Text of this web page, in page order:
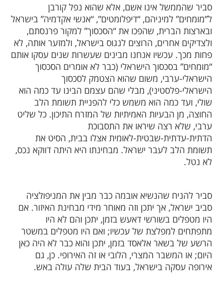
סביר שהממשל אינו אשם, אלא שהוא נפל קורבן
ל”מומחים” למיניהם, “דיפלומטים”, “אנשי אקדמיה” בישראל
ובארצות הברית, שהפכו את “הסכסוך” למקור פרנסתם,
ולצדיקים אחרים, הרוצים לנגוס בישראל, ולמזער אותה, לא
פחות מכך. עכשיו אנחנו מבינים שעשרות שנים עסקו אותם
“מומחים” בסכסוך הישראלי (כבר לא אומרים הסכסוך
הישראלי-ערבי, משום שהוא הצטמק לסכסוך
הישראלי-פלסטיני), מבלי שהם עצמם הבינו עד כמה הוא
שולי, ועד כמה הוא משמש כלי להפניית תשומת הלב
החוצה, מן הבעיות האמיתיות של המזרח התיכון. כל שליט
ערבי, שלא רצה שיראו את התסבוכת
הדתית-עדתית-שבטית-לאומית אצלו בבית, הסיט את
תשומת הלב לעבר ישראל. מבחינתו היא היתה דווקא נכס,
לא נטל.
סביר להניח שהנשיא אובמה כבר מבין את המניפולציה
סביב ישראל, אך יתכן וזה מאוחר מידי מבחינת האיזור. אם
היו מטפלים בשורשי דאעש בזמן, יתכן והם לא היו
מתפתחים למפלצת של עכשיו; ואם היו מטפלים במשטר
הרשע של בשאר אלאסד בזמן, יתכן והוא כבר לא היה כאן
היום; או המשבר המצרי, הלובי או זה האירופי. כן, גם
אירופה עסקה בישראל, בעוד הבית שלה עולה באש.